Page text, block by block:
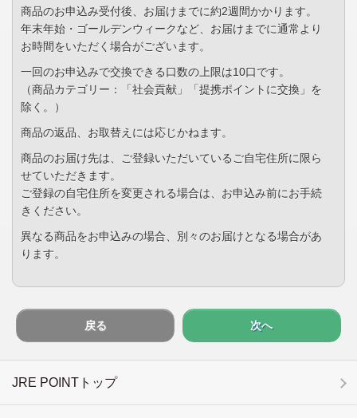
商品のお申込み受付後、お届けまでに約2週間かかります。
年末年始・ゴールデンウィークなど、お届けまでに通常より
お時間をいただく場合がございます。
一回のお申込みで交換できる口数の上限は10口です。
（商品カテゴリー：「社会貢献」「提携ポイントに交換」を
除く。）
商品の返品、お取替えには応じかねます。
商品のお届け先は、ご登録いただいているご自宅住所に限ら
せていただきます。
ご登録の自宅住所を変更される場合は、お申込み前にお手続
きください。
異なる商品をお申込みの場合、別々のお届けとなる場合があ
ります。
戻る 次へ
JRE POINTトップ